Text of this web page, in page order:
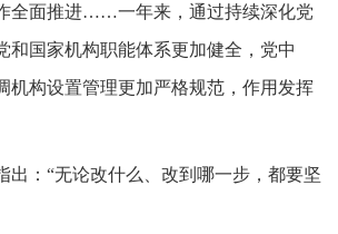
全面推进……一年来，通过持续深化党
和国家机构职能体系更加健全，党中
机构设置管理更加严格规范，作用发挥
出：“无论改什么、改到哪一步，都要坚